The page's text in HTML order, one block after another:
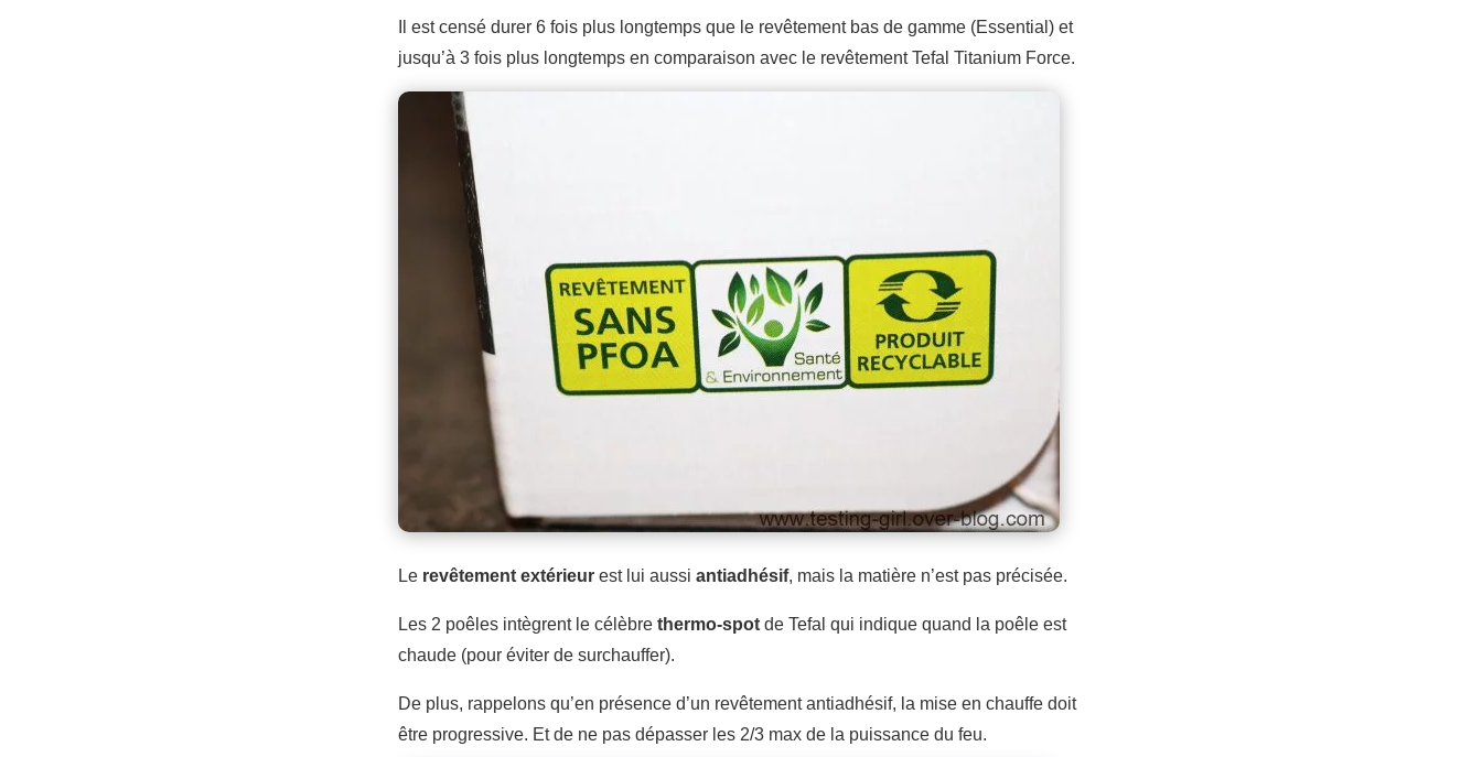
Il est censé durer 6 fois plus longtemps que le revêtement bas de gamme (Essential) et
jusqu’à 3 fois plus longtemps en comparaison avec le revêtement Tefal Titanium Force.
Le revêtement extérieur est lui aussiantiadhésif, mais la matière n’est pas précisée.
Les 2 poêles intègrent le célèbrethermo-spot de Tefal qui indique quand la poêle est
chaude (pour éviter de surchauffer).
De plus, rappelons qu’en présence d’un revêtement antiadhésif, la mise en chauffe doit
être progressive. Et de ne pas dépasser les 2/3 max de la puissance du feu.